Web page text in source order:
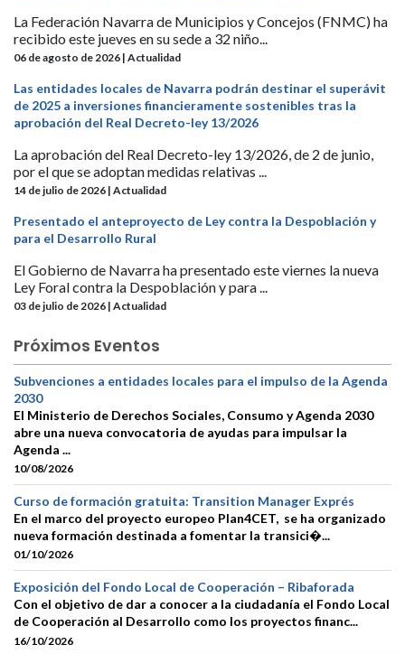
La Federación Navarra de Municipios y Concejos (FNMC) ha
recibido este jueves en su sede a 32 niño...
06 de agosto de 2026 | Actualidad
Las entidades locales de Navarra podrán destinar el superávit
de 2025 a inversiones financieramente sostenibles tras la
aprobación del Real Decreto-ley 13/2026
La aprobación del Real Decreto-ley 13/2026, de 2 de junio,
por el que se adoptan medidas relativas ...
14 de julio de 2026 | Actualidad
Presentado el anteproyecto de Ley contra la Despoblación y
para el Desarrollo Rural
El Gobierno de Navarra ha presentado este viernes la nueva
Ley Foral contra la Despoblación y para ...
03 de julio de 2026 | Actualidad
Próximos Eventos
Subvenciones a entidades locales para el impulso de la Agenda
2030
El Ministerio de Derechos Sociales, Consumo y Agenda 2030
abre una nueva convocatoria de ayudas para impulsar la
Agenda ...
10/08/2026
Curso de formación gratuita: Transition Manager Exprés
En el marco del proyecto europeo Plan4CET, se ha organizado
nueva formación destinada a fomentar la transici�...
01/10/2026
Exposición del Fondo Local de Cooperación – Ribaforada
Con el objetivo de dar a conocer a la ciudadanía el Fondo Local
de Cooperación al Desarrollo como los proyectos financ...
16/10/2026